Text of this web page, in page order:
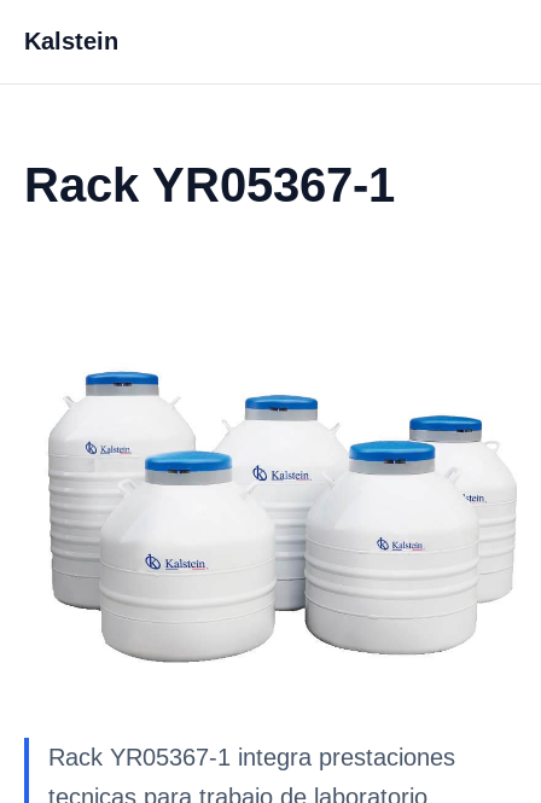
Kalstein
Rack YR05367-1
Rack YR05367-1 integra prestaciones
tecnicas para trabajo de laboratorio.